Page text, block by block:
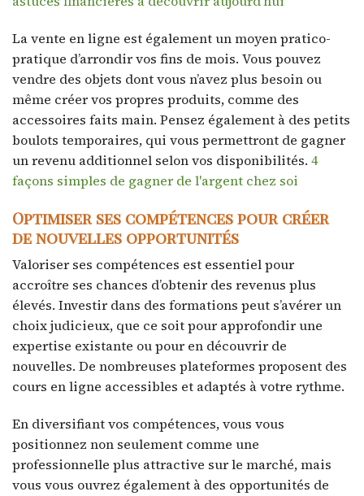
La vente en ligne est également un moyen pratico-
pratique d’arrondir vos fins de mois. Vous pouvez
vendre des objets dont vous n’avez plus besoin ou
même créer vos propres produits, comme des
accessoires faits main. Pensez également à des petits
boulots temporaires, qui vous permettront de gagner
un revenu additionnel selon vos disponibilités. 4
façons simples de gagner de l'argent chez soi
Optimiser ses compétences pour créer
de nouvelles opportunités
Valoriser ses compétences est essentiel pour
accroître ses chances d’obtenir des revenus plus
élevés. Investir dans des formations peut s’avérer un
choix judicieux, que ce soit pour approfondir une
expertise existante ou pour en découvrir de
nouvelles. De nombreuses plateformes proposent des
cours en ligne accessibles et adaptés à votre rythme.
En diversifiant vos compétences, vous vous
positionnez non seulement comme une
professionnelle plus attractive sur le marché, mais
vous vous ouvrez également à des opportunités de